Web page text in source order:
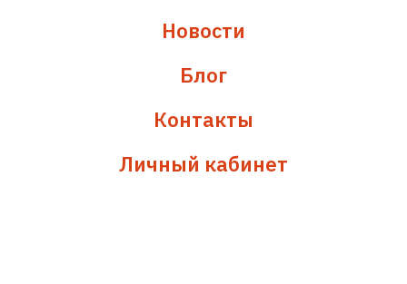
Новости
Блог
Контакты
Личный кабинет